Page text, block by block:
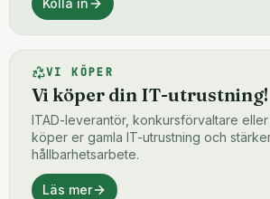
Kolla in
VI KÖPER
Vi köper din IT-utrustning!
ITAD-leverantör, konkursförvaltare
köper er gamla IT-utrustning och
hållbarhetsarbete.
Läs mer